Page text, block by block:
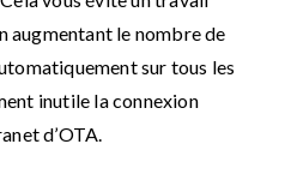
augmentant le nombre de
sur tous les
inutile la connexion
d’OTA.